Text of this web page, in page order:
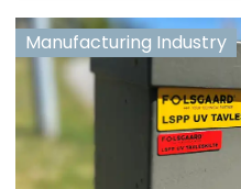
Manufacturing Industry